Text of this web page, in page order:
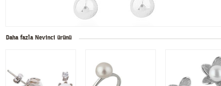
Daha fazla Nevinci ürünü